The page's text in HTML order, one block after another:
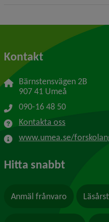
Kontakt
Bärnstensvägen 2B
907 41 Umeå
090-16 48 50
Kontakta oss
www.umea.se/
Hitta snabbt
Anmäl frånvaro